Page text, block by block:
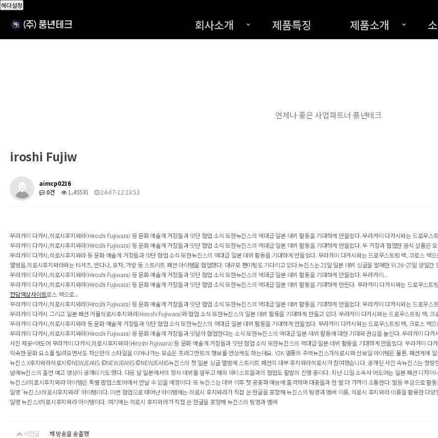
회사소개 제품특징 제품소개
헤더설정
언제나 좋은 사업파트너 풍년테크
iroshi Fujiw
aimcp0216
0건
1,455회 24-07-12 23:53
무라카미 다카시,히로시후지와라(Hiroshi Fujiwara) 등 문화 예술계 거장들과 잇단 협업 소식 또한뉴진스의 역대급 일본 데뷔 활동을 기대하게 만들었다. 무라카미 다카시와는 드로우스
무라카미 다카시,히로시후지와라(Hiroshi Fujiwara) 등 문화 예술계 거장들과 잇단 협업 소식 또한뉴진스의 역대급 일본 데뷔 활동을 기대하게 만들었다. 두 거장과 협업한 공식 상품은
무라카미 다카시,히로시후지와라 등 문화 예술계 거장들과 잇단 협업 소식 또한뉴진스의 역대급 일본 데뷔 활동을 기대하게 만들었다. 무라카미 다카시와는 드로우스트링 백, 크로스 백
앨범을,히로시후지와라와는 티셔츠, 반다나, 모자, 가방 등 스트리트 패션 아이템을 협업했다. 대규모 팬미팅도 기다리고 있다.뉴진스는 21일 일본 데뷔 싱글을 발매한 뒤 26~27일 양일간
무라카미 다카시,히로시후지와라(Hiroshi Fujiwara) 등 문화 예술계 거장들과 잇단 협업 소식 또한뉴진스의 역대급 일본 데뷔 활동을 기대하게 만들었다. 무라카미...
무라카미 다카시,히로시후지와라(Hiroshi Fujiwara) 등 문화 예술계 거장들과 잇단 협업 소식 또한뉴진스의 역대급 일본 데뷔 활동을 기대하게 만든다. 무라카미 다카시와는 드로우스트
전담액상사이트로스 백으로...
무라카미 다카시,히로시후지와라(Hiroshi Fujiwara) 등 문화 예술계 거장들과 잇단 협업 소식 또한뉴진스의 역대급 일본 데뷔 활동을 기대하게 만들었다. 무라카미 다카시와는 드로우스
무라카미 다카시 그리고 일본 패션 거물히로시후지와라(Hiroshi Fujiwara)와 협업 소식 또한뉴진스의 일본 데뷔 활동을 기대하게 만들고 있다. 무라카미 다카시와는 드로우스트링 백, 크
무라카미 다카시,히로시후지와라 등 문화 예술계 거장들과 잇단 협업 소식 또한뉴진스의 역대급 일본 데뷔 활동을 기대하게 만들었다. 무라카미 다카시와는 드로우스트링 백, 크로스 백으
무라카미 다카시,히로시후지와라(Hiroshi Fujiwara) 등 문화 예술계 거장들과 잇달아 협업한다는 소식 또한뉴진스의 역대급 일본 데뷔 활동에 대한 기대와 관심을 높인다. 무라카미 다카
사진 제공=어도어 무라카미 다카시,히로시후지와라(Hiroshi Fujiwara) 등 문화 예술계 거장들과 잇단 협업 소식 또한뉴진스의 역대급 일본 데뷔 활동을 기대하게 만들었다. 무라카미 다
익숙한 문화 요소를 빌려오면서도 자신만의 스타일을 이어나가는 모습은 프라그먼트의 행보를 연상케도 하는데요. Y2K 열풍의 주역뉴진스가히로시와 선보일 아이템은 물론, 패션계에
뉴진스 X후지와라히로시©NEWJEANS ©NEWJEANS ©NEWJEANS뉴진스의 첫 일본 싱글 앨범에 스트리트 패션의 대부 후지와라히로시가 참여했습니다. 공개된 사진 속뉴진스는 청량
널에뉴진스의 출연 예고 영상이 공개되기도 했다. 다음 달 일본에서의 정식 데뷔를 앞두고 해외 아티스트들과의 협업도 활발히 진행 중이다. 지난 11일 소속사 어도어는 일본 패션 디자이
뉴진스X히로시후지와라 아이템은 특별 팝업스토어에서 만날 수 있을 예정이다. 또 뉴진스는 데뷔 이후 첫 공중파 예능에 출격하며 대중들과 한 발 더 가까이 소통한다. 발등 부상으로 활
일명 ‘뉴진스X히로시후지와라’ 아이템이다. 이번 협업으로 태어난 아이템에는 히로시 후지와라가 직접 쓴 한글을 포함해 뉴진스의 팀명과 멤버 이름, 히로시 후지와라 이름을 활용한 다
일명 뉴진스X히로시후지와라 아이템이다. 여기에는 히로시 후지와라가 직접 쓴 한글을 포함해 뉴진스의 팀명과 멤버
이전글 채 방송을 송출했